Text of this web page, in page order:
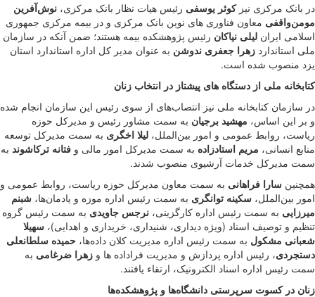
در بانک مرکزی نیزکوثر یوسفی رئیس هیات نظار بانک مرکزی، نوش‌آفرین
مومن‌واقفی معاون فناوری های نوین بانک مرکزی و در بیمه مرکزی جمهوری
اسلامی ایران لیلی نیاکان رئیس پژوهشکده بیمه هستند؛ ضمن آنکه در سازمان
ملی استاندارد زهرا جعفری ندوشن به عنوان مدیر کل اداره استاندارد استان
یزد منصوب شده است.
کتابخانه ملی از دستگاه های پیشتاز در انتخاب زنان
در سازمان کتابخانه ملی نیز انتصاب‌های از سوی رئیس این سازمان انجام شده
و بر این اساس، مهشید برجیان به سمت مشاور رئیس و مدیرکل حوزه
ریاست، روابط عمومی و امور بین‌الملل، لیلا اخگری به سمت مدیرکل توسعه
منابع انسانی، مریم استادزاده به سمت مدیرکل امور مالی و فتانه ترکاشوند به
سمت مدیرکل خدمات آرشیوی منصوب شدند.
همچنین سارا فراهانی به سمت معاون مدیرکل حوزه ریاست، روابط عمومی و
امور بین‌الملل، سکینه توانگری به سمت رئیس اداره موزه و یادمان‌ها، شبنم
میرزایی به سمت رئیس اداره کارگزینی، نرجس جاویدی به سمت رئیس گروه
تنظیم و توصیف اسناد (ویژه دیداری، شنیداری، خریداری و اهدایی)، سهیلا
شعبانی مشکول به سمت رئیس اداره مدیریت کلان داده‌ها، حمیده سلطانعلی
دستجردی، رئیس اداره پردازش و مدیریت فراداده ها و زهرا ضرغامی به
سمت رئیس اداره اسناد الکترونیک، ارتقاء یافتند.
زنان در کسوت سرپرستی دانشگاه‌ها و پژوهشکده‌ها